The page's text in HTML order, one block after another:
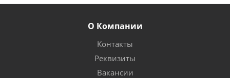
О Компании
Контакты
Реквизиты
Вакансии